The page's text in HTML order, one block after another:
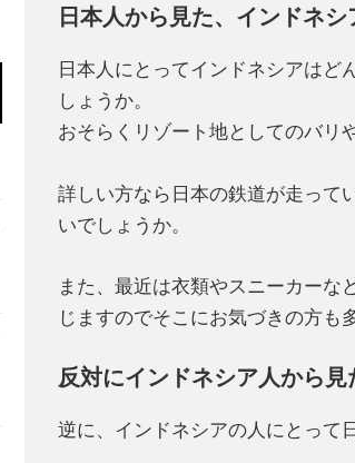
日本人から見た、インドネシ
日本人にとってインドネシアはど
しょうか。
おそらくリゾート地としてのバリ
詳しい方なら日本の鉄道が走って
いでしょうか。
また、最近は衣類やスニーカーな
じますのでそこにお気づきの方も
反対にインドネシア人から見
逆に、インドネシアの人にとって